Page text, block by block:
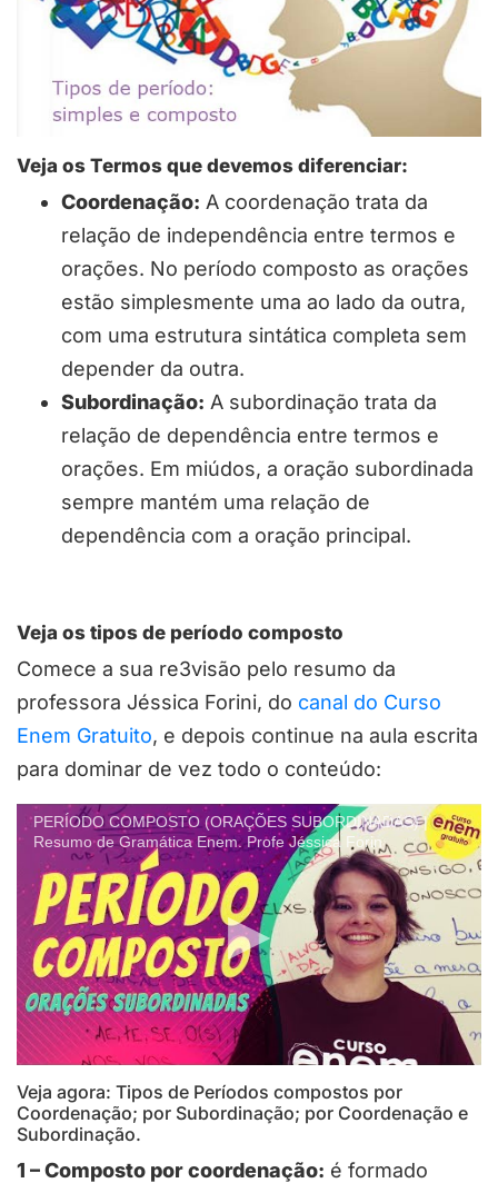
Veja os Termos que devemos diferenciar:
Coordenação: A coordenação trata da
relação de independência entre termos e
orações. No período composto as orações
estão simplesmente uma ao lado da outra,
com uma estrutura sintática completa sem
depender da outra.
Subordinação: A subordinação trata da
relação de dependência entre termos e
orações. Em miúdos, a oração subordinada
sempre mantém uma relação de
dependência com a oração principal.
Veja os tipos de período composto
Comece a sua re3visão pelo resumo da
professora Jéssica Forini, do canal do Curso
Enem Gratuito, e depois continue na aula escrita
para dominar de vez todo o conteúdo:
PERÍODO COMPOSTO (ORAÇÕES SUBORDINADAS) |
Resumo de Gramática Enem. Profe Jéssica Forin
Veja agora: Tipos de Períodos compostos por
Coordenação; por Subordinação; por Coordenação e
Subordinação.
1 – Composto por coordenação: é formado